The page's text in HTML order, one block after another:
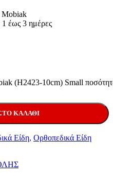
Mobiak
έως 3 ημέρες
(H2423-10cm) Small
ΚΑΛΆΘΙ
Είδη, Ορθοπεδικά Είδη